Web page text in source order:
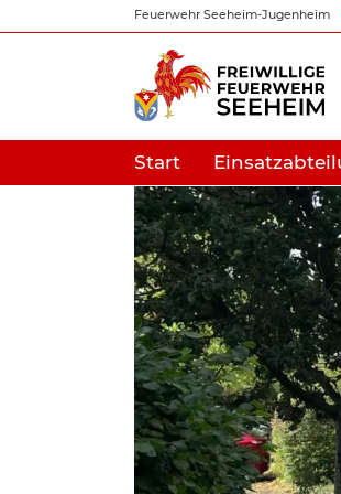
Inhalt
Feuerwehr Seeheim-Jugenheim
Start